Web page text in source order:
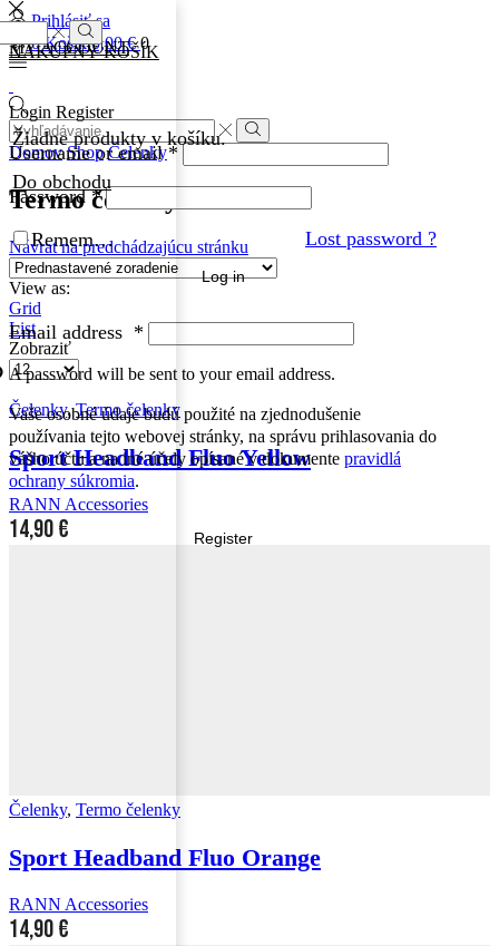
Prihlásiť sa
MY ACCOUNT
Login Register
Username or email*
Password*
Lost password ?
Remember Me
Log in
Email address *
A password will be sent to your email address.
Vaše osobné údaje budú použité na zjednodušenie
používania tejto webovej stránky, na správu prihlasovania do
vášho účtu a na iné účely opísané v dokumente pravidlá
ochrany súkromia.
Register
0Košík0,00€ 0
NÁKUPNÝ KOŠÍK
Žiadne produkty v košíku.
Do obchodu
Domov Shop Čelenky
Termo čelenky
Návrat na predchádzajúcu stránku
View as:
Grid
List
Zobraziť
Čelenky,Termo čelenky
Sport Headband Fluo Yellow
RANN Accessories
14,90€
Čelenky, Termo čelenky
Sport Headband Fluo Orange
RANN Accessories
14,90€